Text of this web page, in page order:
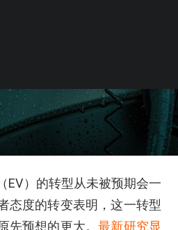
EV）的转型从未被预期会一
态度的转变表明，这一转型
先预想的更大。最新研究显